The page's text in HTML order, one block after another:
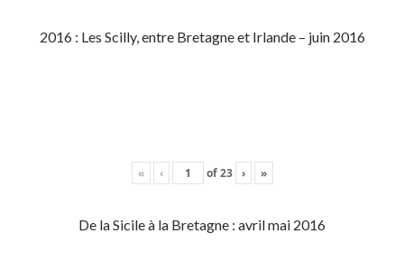
2016 : Les Scilly, entre Bretagne et Irlande – juin 2016
« ‹ of23 › »
De la Sicile à la Bretagne : avril mai 2016